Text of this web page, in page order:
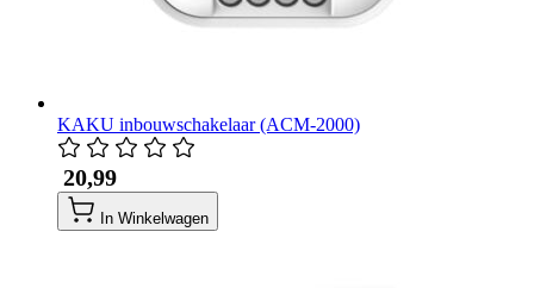
KAKU inbouwschakelaar (ACM-2000)
​ 20,99
In Winkelwagen